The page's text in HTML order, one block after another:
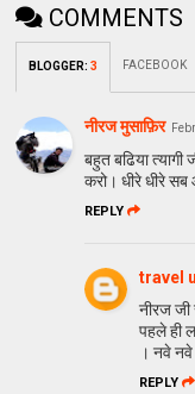
COMMENTS
BLOGGER:3 FACEBOOK
नीरज मुसाफ़िर
बहुत बढिया
करो। धीरे धीरे
REPLY
travel
नीरज जी
पहले ही
। नवे
REPLY